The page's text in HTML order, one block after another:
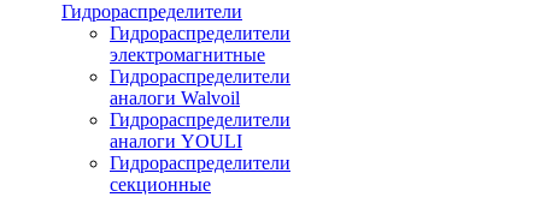
Гидрораспределители
Гидрораспределители
электромагнитные
Гидрораспределители
аналоги Walvoil
Гидрораспределители
аналоги YOULI
Гидрораспределители
секционные